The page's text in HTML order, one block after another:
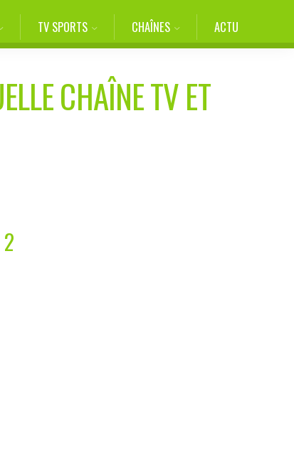
TV SPORTS CHAÎNES ACTU
CHAÎNE TV ET